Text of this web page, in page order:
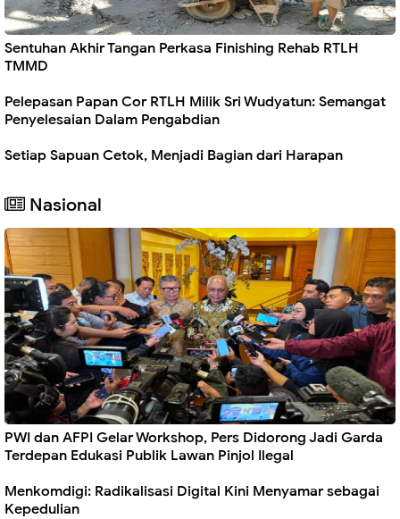
Sentuhan Akhir Tangan Perkasa Finishing Rehab RTLH
TMMD
Pelepasan Papan Cor RTLH Milik Sri Wudyatun: Semangat
Penyelesaian Dalam Pengabdian
Setiap Sapuan Cetok, Menjadi Bagian dari Harapan
Nasional
PWI dan AFPI Gelar Workshop, Pers Didorong Jadi Garda
Terdepan Edukasi Publik Lawan Pinjol Ilegal
Menkomdigi: Radikalisasi Digital Kini Menyamar sebagai
Kepedulian